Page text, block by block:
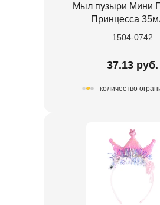
Мыл пузыри Мини
Принцесса
1504-0742
37.13 руб.
количество